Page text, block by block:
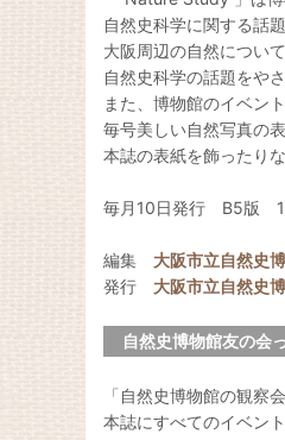
自然史科学に関する話
大阪周辺の自然につい
自然史科学の話題をや
また、博物館のイベン
毎号美しい自然写真の
本誌の表紙を飾ったりな
毎月10日発行 B5版 12
編集 大阪市立自然史
発行 大阪市立自然史
自然史博物館友の会
「自然史博物館の観察
本誌にすべてのイベン